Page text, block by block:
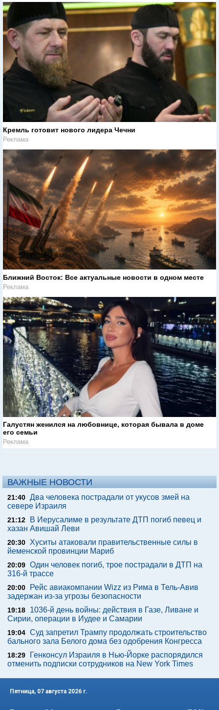
Кремль готовит нового лидера Чечни
Реклама
Ближний Восток: Все актуальные новости в одном месте
Реклама
Галустян женился на любовнице, которая бывала в доме
его семьи
Реклама
ВАЖНЫЕ НОВОСТИ
21:40 Два человека пострадали от укусов змей на
севере Израиля
21:12
В Иерусалиме в результате ДТП погиб певец и
хазан Авишай Леви
20:30 Хуситы атаковали правительственные силы в
йеменской провинции Мариб
20:09 Один человек погиб, трое пострадали в ДТП на
316-й трассе
20:00
Рейс авиакомпании Wizz из Рима в Тель-Авив
задержан из-за угрозы безопасности
19:18
1036-й день войны: действия в Газе, Ливане и
Сирии, операции в Иудее и Самарии
19:04 Суд запретил Трампу продолжать строительство
бального зала Белого дома без одобрения Конгресса
18:29
Генконсул Израиля в Нью-Йорке распорядился
отменить подписки сотрудников на New York Times
Пятница, 07 августа 2026 г.